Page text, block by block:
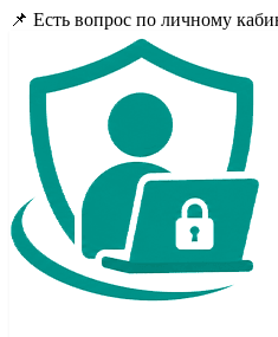
📌 Есть вопрос по личному